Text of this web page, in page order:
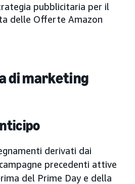
pubblicitaria per il
delle Offerte Amazon
di marketing
derivati dai
precedenti attive
del Prime Day e della